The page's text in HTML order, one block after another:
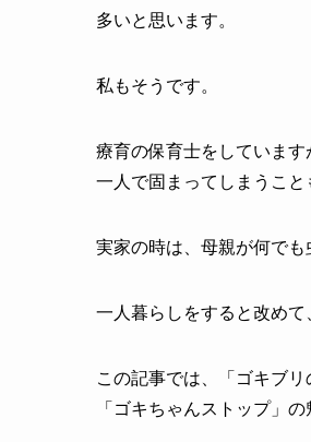
多いと思います。
私もそうです。
療育の保育士をしていま
一人で固まってしまうこと
実家の時は、母親が何でも
一人暮らしをすると改めて
この記事では、「ゴキブ
「ゴキちゃんストップ」